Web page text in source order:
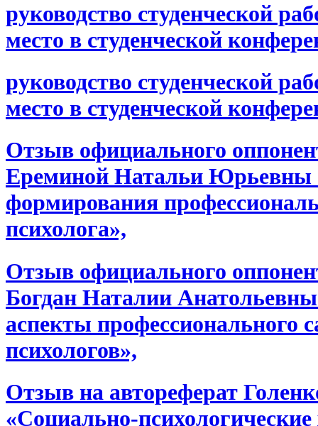
руководство студенческой
место в студенческой
руководство студенческой
место в студенческой
Отзыв официального
Ереминой Натальи Юрьевны
формирования
психолога»,
Отзыв официального
Богдан Наталии
аспекты профессионального
психологов»,
Отзыв на автореферат
«Социально-